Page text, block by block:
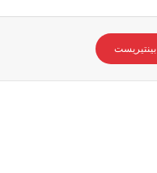
بينتيريست